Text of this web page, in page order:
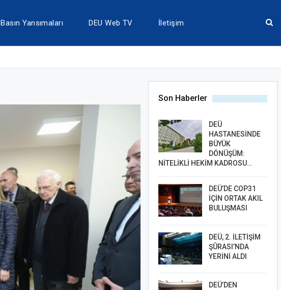
Basın Yansımaları DEU Web TV İletişim
Son Haberler
DEÜ
HASTANESİNDE
BÜYÜK
DÖNÜŞÜM:
NİTELİKLİ HEKİM KADROSU…
DEÜ’DE COP31
İÇİN ORTAK AKIL
BULUŞMASI
DEÜ, 2. İLETİŞİM
ŞÛRASI’NDA
YERİNİ ALDI
DEÜ’DEN